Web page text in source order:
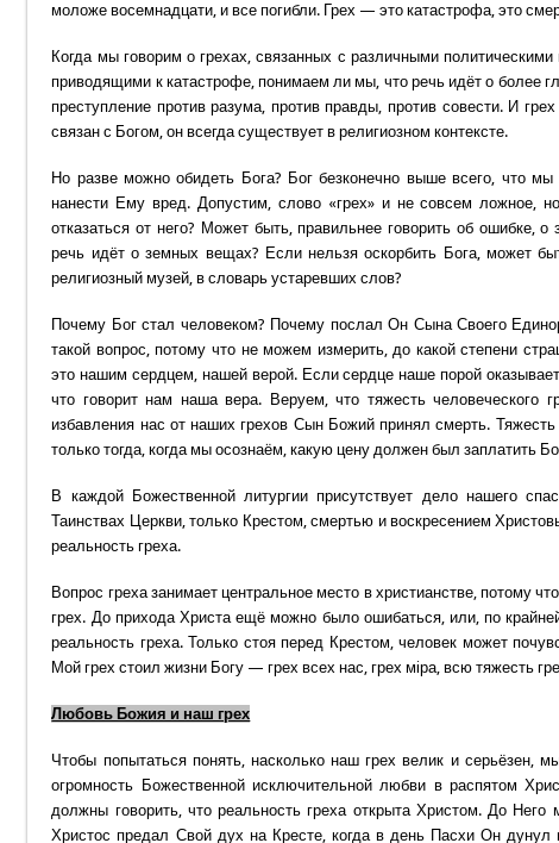
моложе восемнадцати, и все погибли. Грех — это катастрофа, это
Когда мы говорим о грехах, связанных с различными
приводящими к катастрофе, понимаем ли мы, что речь идёт о более
преступление против разума, против правды, против совести. И
связан с Богом, он всегда существует в религиозном контексте.
Но разве можно обидеть Бога? Бог безконечно выше всего, что
нанести Ему вред. Допустим, слово «грех» и не совсем ложное,
отказаться от него? Может быть, правильнее говорить об ошибке,
речь идёт о земных вещах? Если нельзя оскорбить Бога, может
религиозный музей, в словарь устаревших слов?
Почему Бог стал человеком? Почему послал Он Сына Своего
такой вопрос, потому что не можем измерить, до какой степени
это нашим сердцем, нашей верой. Если сердце наше порой
что говорит нам наша вера. Веруем, что тяжесть человеческого
избавления нас от наших грехов Сын Божий принял смерть. Тяжесть
только тогда, когда мы осознаём, какую цену должен был заплатить
В каждой Божественной литургии присутствует дело нашего
Таинствах Церкви, только Крестом, смертью и воскресением
реальность греха.
Вопрос греха занимает центральное место в христианстве, потому
грех. До прихода Христа ещё можно было ошибаться, или, по
реальность греха. Только стоя перед Крестом, человек может
Мой грех стоил жизни Богу — грех всех нас, грех мiра, всю тяжесть
Любовь Божия и наш грех
Чтобы попытаться понять, насколько наш грех велик и серьёзен,
огромность Божественной исключительной любви в распятом
должны говорить, что реальность греха открыта Христом. До Него
Христос предал Свой дух на Кресте, когда в день Пасхи Он